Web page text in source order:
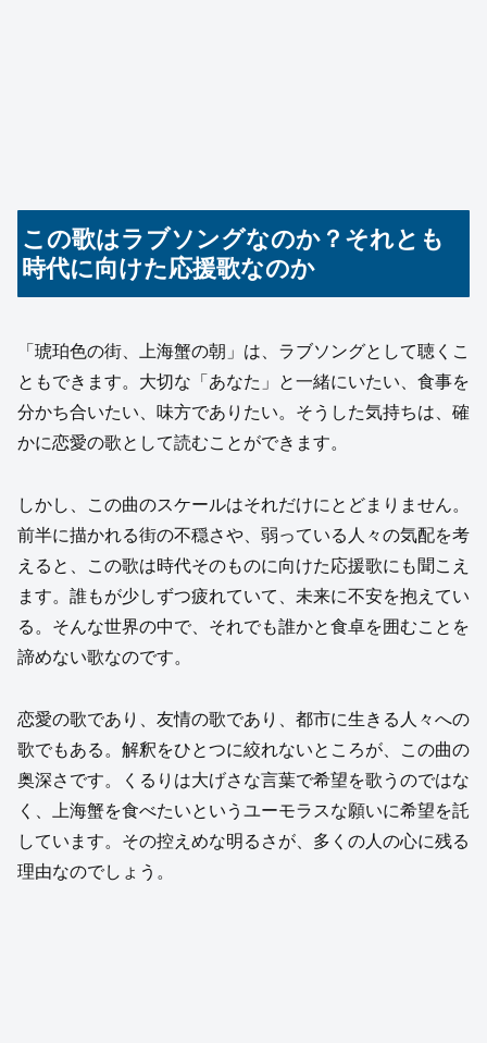
この歌はラブソングなのか？それとも
時代に向けた応援歌なのか
「琥珀色の街、上海蟹の朝」は、ラブソングとして聴くこ
ともできます。大切な「あなた」と一緒にいたい、食事を
分かち合いたい、味方でありたい。そうした気持ちは、確
かに恋愛の歌として読むことができます。
しかし、この曲のスケールはそれだけにとどまりません。
前半に描かれる街の不穏さや、弱っている人々の気配を考
えると、この歌は時代そのものに向けた応援歌にも聞こえ
ます。誰もが少しずつ疲れていて、未来に不安を抱えてい
る。そんな世界の中で、それでも誰かと食卓を囲むことを
諦めない歌なのです。
恋愛の歌であり、友情の歌であり、都市に生きる人々への
歌でもある。解釈をひとつに絞れないところが、この曲の
奥深さです。くるりは大げさな言葉で希望を歌うのではな
く、上海蟹を食べたいというユーモラスな願いに希望を託
しています。その控えめな明るさが、多くの人の心に残る
理由なのでしょう。